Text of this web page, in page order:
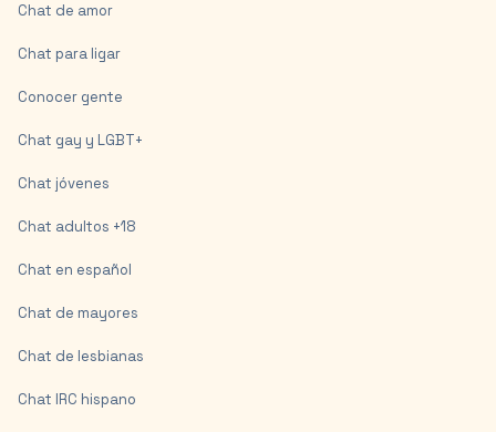
Chat de amor
Chat para ligar
Conocer gente
Chat gay y LGBT+
Chat jóvenes
Chat adultos +18
Chat en español
Chat de mayores
Chat de lesbianas
Chat IRC hispano